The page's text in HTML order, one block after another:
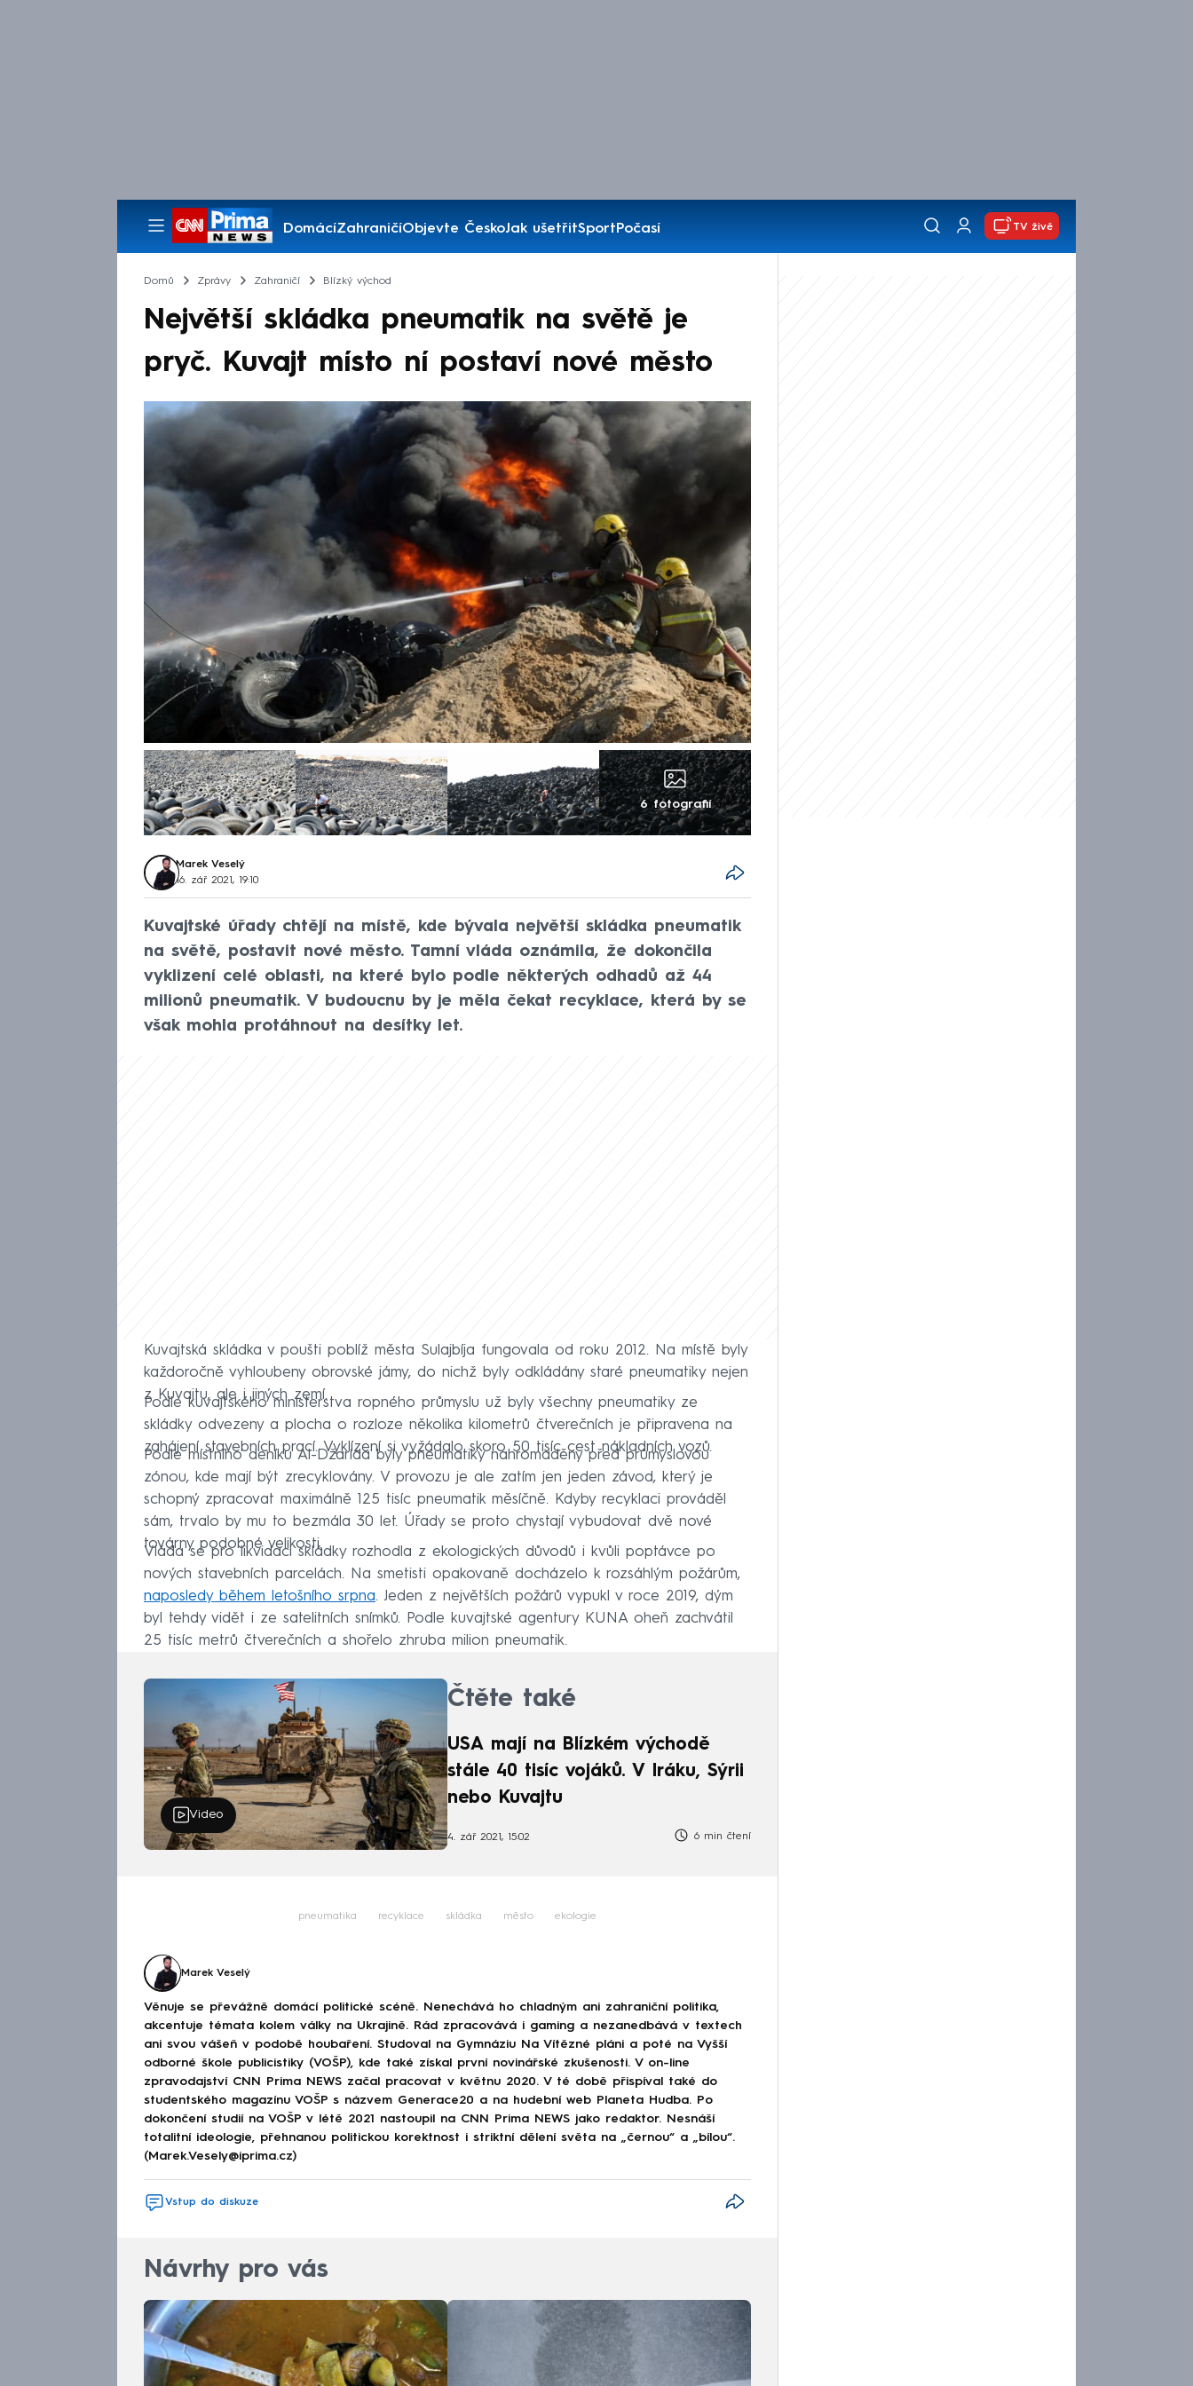
DomácíZahraničíObjevte ČeskoJak ušetřitSportPočasí
Pořady
TV živě
Domů Zprávy Zahraničí Blízký východ
Největší skládka pneumatik na světě je
pryč. Kuvajt místo ní postaví nové město
6 fotografií
Marek Veselý
16. zář 2021, 19:10
Kuvajtské úřady chtějí na místě, kde bývala největší skládka pneumatik
na světě, postavit nové město. Tamní vláda oznámila, že dokončila
vyklizení celé oblasti, na které bylo podle některých odhadů až 44
milionů pneumatik. V budoucnu by je měla čekat recyklace, která by se
však mohla protáhnout na desítky let.
Kuvajtská skládka v poušti poblíž města Sulajbíja fungovala od roku 2012. Na místě byly
každoročně vyhloubeny obrovské jámy, do nichž byly odkládány staré pneumatiky nejen
z Kuvajtu, ale i jiných zemí.
Podle kuvajtského ministerstva ropného průmyslu už byly všechny pneumatiky ze
skládky odvezeny a plocha o rozloze několika kilometrů čtverečních je připravena na
zahájení stavebních prací. Vyklízení si vyžádalo skoro 50 tisíc cest nákladních vozů.
Podle místního deníku Al-Džarída byly pneumatiky nahromaděny před průmyslovou
zónou, kde mají být zrecyklovány. V provozu je ale zatím jen jeden závod, který je
schopný zpracovat maximálně 125 tisíc pneumatik měsíčně. Kdyby recyklaci prováděl
sám, trvalo by mu to bezmála 30 let. Úřady se proto chystají vybudovat dvě nové
továrny podobné velikosti.
Vláda se pro likvidaci skládky rozhodla z ekologických důvodů i kvůli poptávce po
nových stavebních parcelách. Na smetisti opakovaně docházelo k rozsáhlým požárům,
naposledy během letošního srpna. Jeden z největších požárů vypukl v roce 2019, dým
byl tehdy vidět i ze satelitních snímků. Podle kuvajtské agentury KUNA oheň zachvátil
25 tisíc metrů čtverečních a shořelo zhruba milion pneumatik.
Video
Čtěte také
USA mají na Blízkém východě
stále 40 tisíc vojáků. V Iráku, Sýrii
nebo Kuvajtu
4. zář 2021, 15:02 6 min čtení
pneumatika recyklace skládka město ekologie
Marek Veselý
Věnuje se převážně domácí politické scéně. Nenechává ho chladným ani zahraniční politika,
akcentuje témata kolem války na Ukrajině. Rád zpracovává i gaming a nezanedbává v textech
ani svou vášeň v podobě houbaření. Studoval na Gymnáziu Na Vítězné pláni a poté na Vyšší
odborné škole publicistiky (VOŠP), kde také získal první novinářské zkušenosti. V on-line
zpravodajství CNN Prima NEWS začal pracovat v květnu 2020. V té době přispíval také do
studentského magazínu VOŠP s názvem Generace20 a na hudební web Planeta Hudba. Po
dokončení studií na VOŠP v létě 2021 nastoupil na CNN Prima NEWS jako redaktor. Nesnáší
totalitní ideologie, přehnanou politickou korektnost i striktní dělení světa na „černou“ a „bílou“.
(Marek.Vesely@iprima.cz)
Vstup do diskuze
Návrhy pro vás